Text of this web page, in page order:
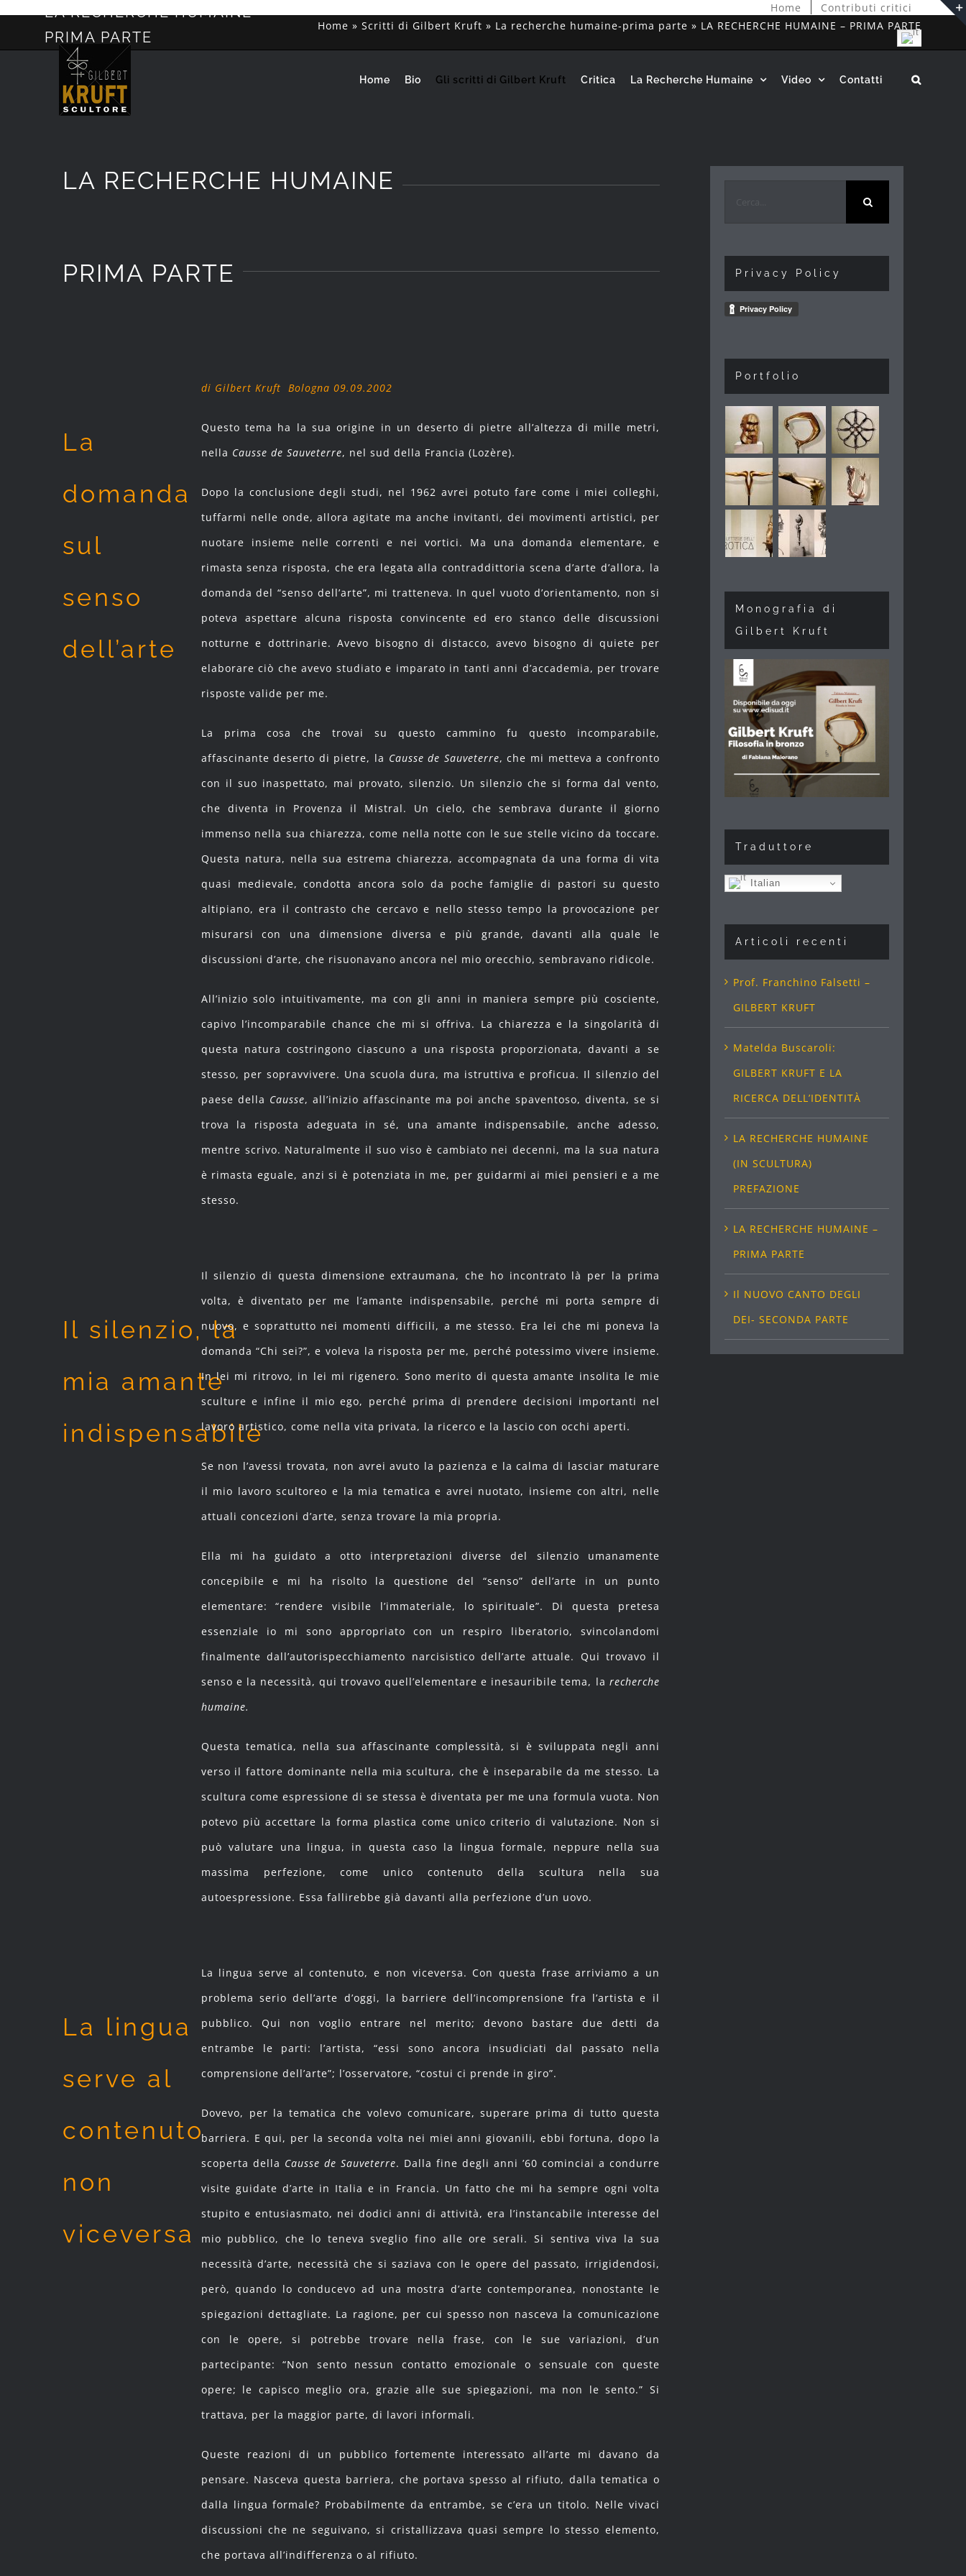
Salta
Home Contributi critici
Home Bio Gli scritti di Gilbert Kruft Critica La Recherche Humaine Video Contatti
LA RECHERCHE HUMAINE –
PRIMA PARTE
Home » Scritti di Gilbert Kruft » La recherche humaine-prima parte » LA RECHERCHE HUMAINE – PRIMA PARTE
LA RECHERCHE HUMAINE
PRIMA PARTE
La
domanda
sul
senso
dell’arte
di Gilbert Kruft Bologna 09.09.2002
Questo tema ha la sua origine in un deserto di pietre all’altezza di mille metri,
nella Causse de Sauveterre, nel sud della Francia (Lozère).
Dopo la conclusione degli studi, nel 1962 avrei potuto fare come i miei colleghi,
tuffarmi nelle onde, allora agitate ma anche invitanti, dei movimenti artistici, per
nuotare insieme nelle correnti e nei vortici. Ma una domanda elementare, e
rimasta senza risposta, che era legata alla contraddittoria scena d’arte d’allora, la
domanda del “senso dell’arte”, mi tratteneva. In quel vuoto d’orientamento, non si
poteva aspettare alcuna risposta convincente ed ero stanco delle discussioni
notturne e dottrinarie. Avevo bisogno di distacco, avevo bisogno di quiete per
elaborare ciò che avevo studiato e imparato in tanti anni d’accademia, per trovare
risposte valide per me.
La prima cosa che trovai su questo cammino fu questo incomparabile,
affascinante deserto di pietre, la Causse de Sauveterre, che mi metteva a confronto
con il suo inaspettato, mai provato, silenzio. Un silenzio che si forma dal vento,
che diventa in Provenza il Mistral. Un cielo, che sembrava durante il giorno
immenso nella sua chiarezza, come nella notte con le sue stelle vicino da toccare.
Questa natura, nella sua estrema chiarezza, accompagnata da una forma di vita
quasi medievale, condotta ancora solo da poche famiglie di pastori su questo
altipiano, era il contrasto che cercavo e nello stesso tempo la provocazione per
misurarsi con una dimensione diversa e più grande, davanti alla quale le
discussioni d’arte, che risuonavano ancora nel mio orecchio, sembravano ridicole.
All’inizio solo intuitivamente, ma con gli anni in maniera sempre più cosciente,
capivo l’incomparabile chance che mi si offriva. La chiarezza e la singolarità di
questa natura costringono ciascuno a una risposta proporzionata, davanti a se
stesso, per sopravvivere. Una scuola dura, ma istruttiva e proficua. Il silenzio del
paese della Causse, all’inizio affascinante ma poi anche spaventoso, diventa, se si
trova la risposta adeguata in sé, una amante indispensabile, anche adesso,
mentre scrivo. Naturalmente il suo viso è cambiato nei decenni, ma la sua natura
è rimasta eguale, anzi si è potenziata in me, per guidarmi ai miei pensieri e a me
stesso.
Il silenzio, la
mia amante
indispensabile
Il silenzio di questa dimensione extraumana, che ho incontrato là per la prima
volta, è diventato per me l’amante indispensabile, perché mi porta sempre di
nuovo, e soprattutto nei momenti difficili, a me stesso. Era lei che mi poneva la
domanda “Chi sei?”, e voleva la risposta per me, perché potessimo vivere insieme.
In lei mi ritrovo, in lei mi rigenero. Sono merito di questa amante insolita le mie
sculture e infine il mio ego, perché prima di prendere decisioni importanti nel
lavoro artistico, come nella vita privata, la ricerco e la lascio con occhi aperti.
Se non l’avessi trovata, non avrei avuto la pazienza e la calma di lasciar maturare
il mio lavoro scultoreo e la mia tematica e avrei nuotato, insieme con altri, nelle
attuali concezioni d’arte, senza trovare la mia propria.
Ella mi ha guidato a otto interpretazioni diverse del silenzio umanamente
concepibile e mi ha risolto la questione del “senso” dell’arte in un punto
elementare: “rendere visibile l’immateriale, lo spirituale”. Di questa pretesa
essenziale io mi sono appropriato con un respiro liberatorio, svincolandomi
finalmente dall’autorispecchiamento narcisistico dell’arte attuale. Qui trovavo il
senso e la necessità, qui trovavo quell’elementare e inesauribile tema, la recherche
humaine.
Questa tematica, nella sua affascinante complessità, si è sviluppata negli anni
verso il fattore dominante nella mia scultura, che è inseparabile da me stesso. La
scultura come espressione di se stessa è diventata per me una formula vuota. Non
potevo più accettare la forma plastica come unico criterio di valutazione. Non si
può valutare una lingua, in questa caso la lingua formale, neppure nella sua
massima perfezione, come unico contenuto della scultura nella sua
autoespressione. Essa fallirebbe già davanti alla perfezione d’un uovo.
La lingua
serve al
contenuto
non
viceversa
La lingua serve al contenuto, e non viceversa. Con questa frase arriviamo a un
problema serio dell’arte d’oggi, la barriere dell’incomprensione fra l’artista e il
pubblico. Qui non voglio entrare nel merito; devono bastare due detti da
entrambe le parti: l’artista, “essi sono ancora insudiciati dal passato nella
comprensione dell’arte”; l’osservatore, “costui ci prende in giro”.
Dovevo, per la tematica che volevo comunicare, superare prima di tutto questa
barriera. E qui, per la seconda volta nei miei anni giovanili, ebbi fortuna, dopo la
scoperta della Causse de Sauveterre. Dalla fine degli anni ’60 cominciai a condurre
visite guidate d’arte in Italia e in Francia. Un fatto che mi ha sempre ogni volta
stupito e entusiasmato, nei dodici anni di attività, era l’instancabile interesse del
mio pubblico, che lo teneva sveglio fino alle ore serali. Si sentiva viva la sua
necessità d’arte, necessità che si saziava con le opere del passato, irrigidendosi,
però, quando lo conducevo ad una mostra d’arte contemporanea, nonostante le
spiegazioni dettagliate. La ragione, per cui spesso non nasceva la comunicazione
con le opere, si potrebbe trovare nella frase, con le sue variazioni, d’un
partecipante: “Non sento nessun contatto emozionale o sensuale con queste
opere; le capisco meglio ora, grazie alle sue spiegazioni, ma non le sento.” Si
trattava, per la maggior parte, di lavori informali.
Queste reazioni di un pubblico fortemente interessato all’arte mi davano da
pensare. Nasceva questa barriera, che portava spesso al rifiuto, dalla tematica o
dalla lingua formale? Probabilmente da entrambe, se c’era un titolo. Nelle vivaci
discussioni che ne seguivano, si cristallizzava quasi sempre lo stesso elemento,
che portava all’indifferenza o al rifiuto.
Privacy Policy
Portfolio
Monografia di
Gilbert Kruft
Traduttore
Italian
Articoli recenti
Prof. Franchino Falsetti –
GILBERT KRUFT
Matelda Buscaroli:
GILBERT KRUFT E LA
RICERCA DELL’IDENTITÀ
LA RECHERCHE HUMAINE
(IN SCULTURA)
PREFAZIONE
LA RECHERCHE HUMAINE –
PRIMA PARTE
Il NUOVO CANTO DEGLI
DEI- SECONDA PARTE